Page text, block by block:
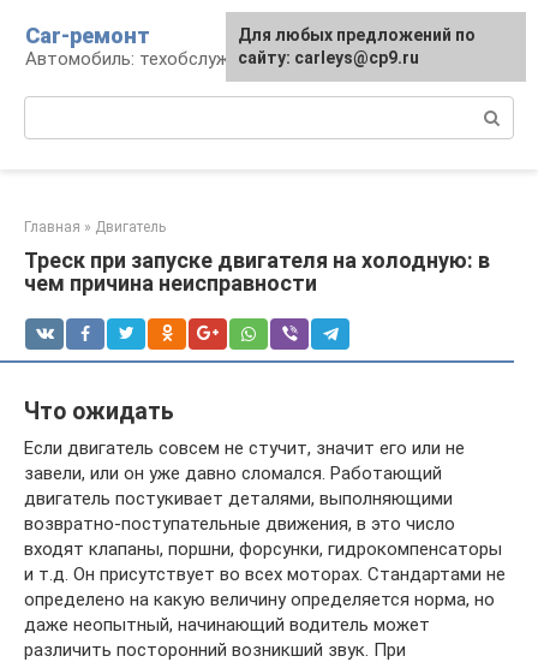
контенту
Car-ремонт
Автомобиль: техобслуживание и ремонт
Главная » Двигатель
Треск при запуске двигателя на холодную: в
чем причина неисправности
Что ожидать
Если двигатель совсем не стучит, значит его или не
завели, или он уже давно сломался. Работающий
двигатель постукивает деталями, выполняющими
возвратно-поступательные движения, в это число
входят клапаны, поршни, форсунки, гидрокомпенсаторы
и т.д. Он присутствует во всех моторах. Стандартами не
определено на какую величину определяется норма, но
даже неопытный, начинающий водитель может
различить посторонний возникший звук. При
Для любых предложений по
сайту: carleys@cp9.ru